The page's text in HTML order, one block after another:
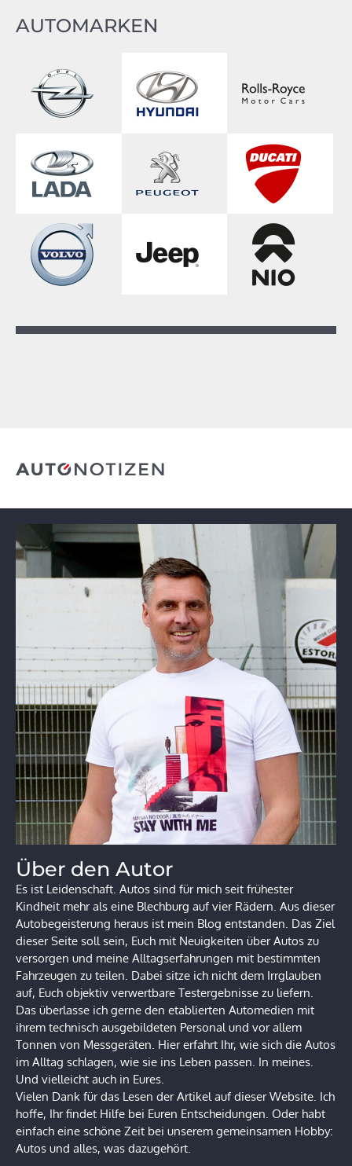
AUTOMARKEN
Über den Autor
Es ist Leidenschaft. Autos sind für mich seit frühester
Kindheit mehr als eine Blechburg auf vier Rädern. Aus dieser
Autobegeisterung heraus ist mein Blog entstanden. Das Ziel
dieser Seite soll sein, Euch mit Neuigkeiten über Autos zu
versorgen und meine Alltagserfahrungen mit bestimmten
Fahrzeugen zu teilen. Dabei sitze ich nicht dem Irrglauben
auf, Euch objektiv verwertbare Testergebnisse zu liefern.
Das überlasse ich gerne den etablierten Automedien mit
ihrem technisch ausgebildeten Personal und vor allem
Tonnen von Messgeräten. Hier erfahrt Ihr, wie sich die Autos
im Alltag schlagen, wie sie ins Leben passen. In meines.
Und vielleicht auch in Eures.
Vielen Dank für das Lesen der Artikel auf dieser Website. Ich
hoffe, Ihr findet Hilfe bei Euren Entscheidungen. Oder habt
einfach eine schöne Zeit bei unserem gemeinsamen Hobby:
Autos und alles, was dazugehört.